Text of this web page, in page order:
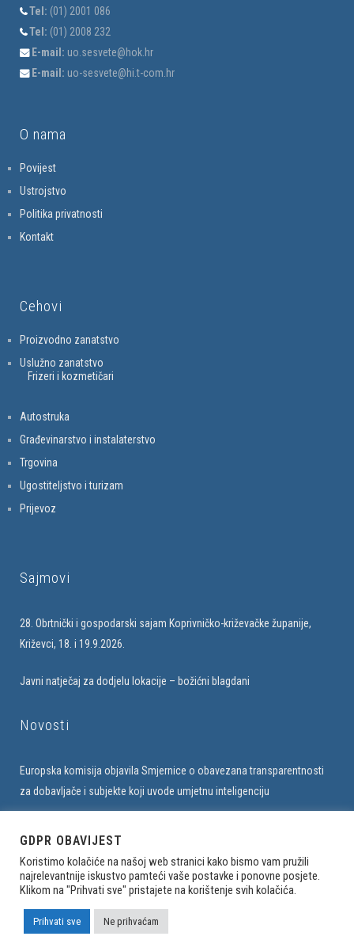
Tel: (01) 2001 086
Tel: (01) 2008 232
E-mail: uo.sesvete@hok.hr
E-mail: uo-sesvete@hi.t-com.hr
O nama
Povijest
Ustrojstvo
Politika privatnosti
Kontakt
Cehovi
Proizvodno zanatstvo
Uslužno zanatstvo
Frizeri i kozmetičari
Autostruka
Građevinarstvo i instalaterstvo
Trgovina
Ugostiteljstvo i turizam
Prijevoz
Sajmovi
28. Obrtnički i gospodarski sajam Koprivničko-križevačke županije,
Križevci, 18. i 19.9.2026.
Javni natječaj za dodjelu lokacije – božićni blagdani
Novosti
Europska komisija objavila Smjernice o obavezana transparentnosti
za dobavljače i subjekte koji uvode umjetnu inteligenciju
Sva prava pridržana. Udruženje obrtnika Sesvete © 2023
GDPR OBAVIJEST
Koristimo kolačiće na našoj web stranici kako bismo vam pružili
najrelevantnije iskustvo pamteći vaše postavke i ponovne posjete.
Klikom na "Prihvati sve" pristajete na korištenje svih kolačića.
Prihvati sve Ne prihvaćam